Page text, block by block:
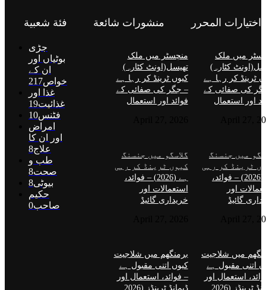
اختيارات المحرر
میں ملک
کٹارہ)
ٹرینڈ کر رہا ہے
کی صفائی کے
اور استعمال
April 27,
میں جنسنگ
ٹرینڈ کر رہی
ہے (2026) – فوائد،
اور
گائیڈ
April 27,
میں شلاجیت
اتنی مقبول ہے
استعمال اور
ڈیمانڈ ٹرینڈز (2026
منشورات شائعة
منچسٹر میں ملک
تھیسل(اونٹ کٹارہ)
کیوں ٹرینڈ کر رہا ہے
– جگر کی صفائی کے
فوائد اور استعمال
گلاسگو میں جنسنگ
کیوں ٹرینڈ کر رہی
ہے (2026) – فوائد،
استعمالات اور
خریداری گائیڈ
برمنگھم میں شلاجیت
کیوں اتنی مقبول ہے
– فوائد، استعمال اور
ڈیمانڈ ٹرینڈز (2026
فئة شعبية
جڑی
بوٹیاں اور
ان کے
خواص217
غذا اور
غذائیت19
فٹنس10
امراض
اور ان کا
علاج8
طب و
صحت8
بیوٹی8
حکیم
صاحب0